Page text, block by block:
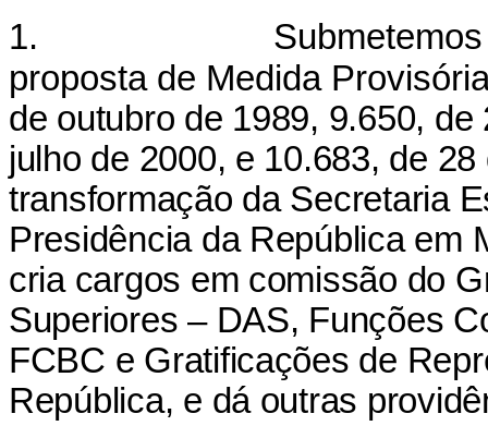
1. Submetemos à
proposta de Medida
de outubro de 1989, 9.650,
julho de 2000, e 10.683, de
transformação da Secretaria
Presidência da República em
cria cargos em comissão do
Superiores – DAS, Funções
FCBC e Gratificações de
República, e dá outras